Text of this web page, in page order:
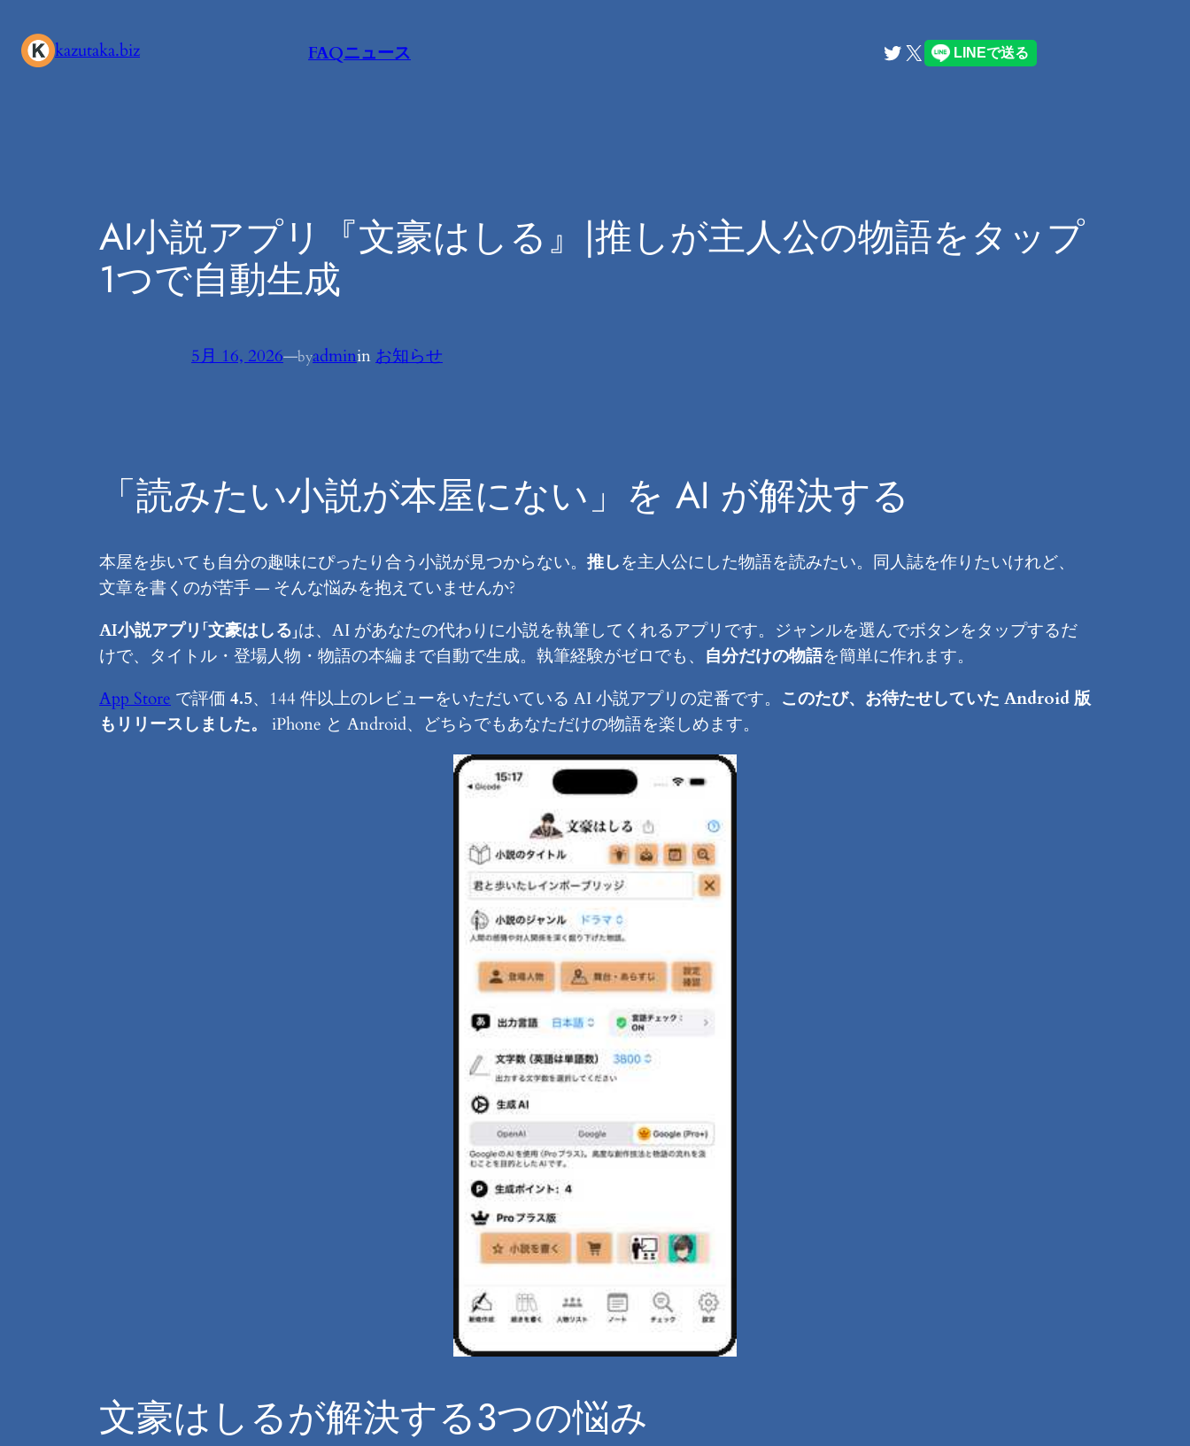
容
kazutaka.biz FAQニュース Twitter X
AI小説アプリ『文豪はしる』|推しが主人公の物語をタップ
1つで自動生成
5月 16, 2026—byadminin お知らせ
「読みたい小説が本屋にない」を AI が解決する
本屋を歩いても自分の趣味にぴったり合う小説が見つからない。 推しを主人公にした物語を読みたい。同人誌を作りたいけれど、
文章を書くのが苦手 — そんな悩みを抱えていませんか?
AI小説アプリ「文豪はしる」は、AI があなたの代わりに小説を執筆してくれるアプリです。ジャンルを選んでボタンをタップするだ
けで、タイトル・登場人物・物語の本編まで自動で生成。執筆経験がゼロでも、 自分だけの物語を簡単に作れます。
App Store で評価 4.5、144 件以上のレビューをいただいている AI 小説アプリの定番です。 このたび、お待たせしていた Android 版
もリリースしました。
iPhone と Android、どちらでもあなただけの物語を楽しめます。
文豪はしるが解決する3つの悩み